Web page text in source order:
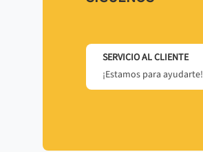
SERVICIO AL CLIENTE
¡Estamos para